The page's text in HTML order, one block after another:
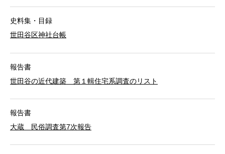
史料集・目録
世田谷区神社台帳
報告書
世田谷の近代建築 第１輯住宅系調査のリスト
報告書
大蔵 民俗調査第7次報告